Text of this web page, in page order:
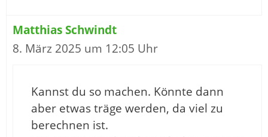
Matthias Schwindt
8. März 2025 um 12:05 Uhr
Kannst du so machen. Könnte dann
aber etwas träge werden, da viel zu
berechnen ist.